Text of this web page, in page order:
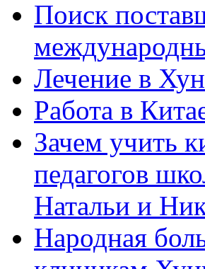
Поиск
Лечение в
Работа в
Зачем учить
педагогов
Натальи и
Народная